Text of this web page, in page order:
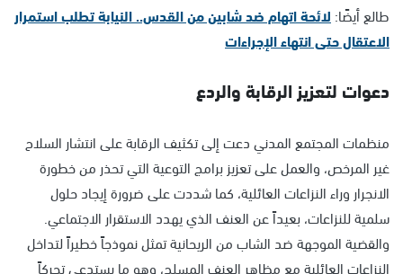
طالع أيضًا: لائحة اتهام ضد شابين من القدس.. النيابة تطلب استمرار
الاعتقال حتى انتهاء الإجراءات
دعوات لتعزيز الرقابة والردع
منظمات المجتمع المدني دعت إلى تكثيف الرقابة على انتشار السلاح
غير المرخص، والعمل على تعزيز برامج التوعية التي تحذر من خطورة
الانجرار وراء النزاعات العائلية، كما شددت على ضرورة إيجاد حلول
سلمية للنزاعات، بعيداً عن العنف الذي يهدد الاستقرار الاجتماعي.
والقضية الموجهة ضد الشاب من الريحانية تمثل نموذجاً خطيراً لتداخل
النزاعات العائلية مع مظاهر العنف المسلح، وهو ما يستدعي تحركاً